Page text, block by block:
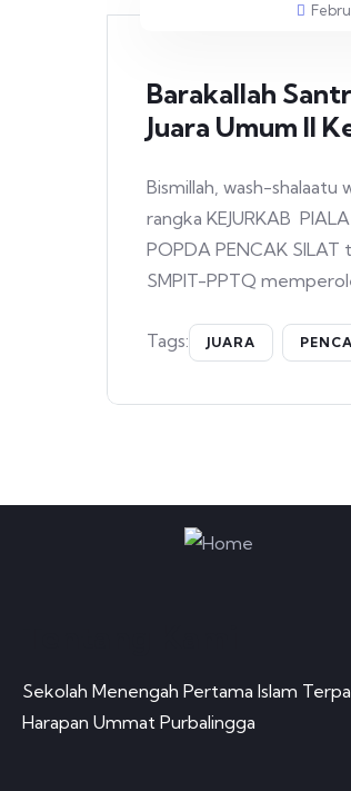
Barakallah
Juara Umum II
Bismillah, wash-shalaatu
rangka KEJURKAB
POPDA PENCAK SILAT
SMPIT-PPTQ
Tags: JUARA
Sekolah Menengah Pertama Islam
Harapan Ummat Purbalingga